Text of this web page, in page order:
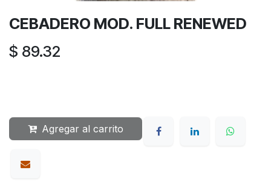
CEBADERO MOD. FULL RENEWED
$ 89.32
Agregar al carrito